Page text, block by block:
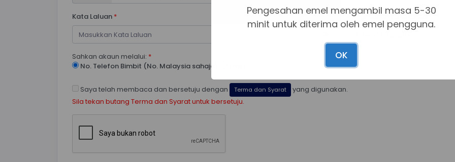
Kata Laluan * Pengesahan Kata Laluan *
Sahkan akaun melalui: *
No. Telefon Bimbit (No. Malaysia sahaja)
Saya telah membaca dan bersetuju dengan Terma dan Syarat
yang digunakan.
Sila tekan butang Terma dan Syarat untuk bersetuju.
Pengesahan emel mengambil masa 5-30
minit untuk diterima oleh emel pengguna.
OK